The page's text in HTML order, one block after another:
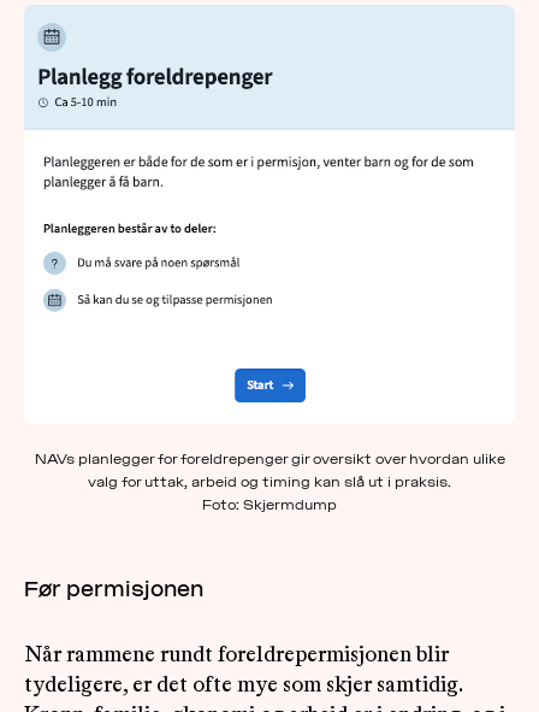
NAVs planlegger for foreldrepenger gir oversikt over hvordan ulike
valg for uttak, arbeid og timing kan slå ut i praksis.
Foto: Skjermdump
Før permisjonen
Når rammene rundt foreldrepermisjonen blir
tydeligere, er det ofte mye som skjer samtidig.